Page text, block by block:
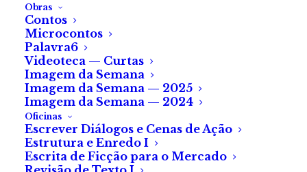
Obras
Contos
Microcontos
Palavra6
Videoteca — Curtas
Imagem da Semana
Imagem da Semana — 2025
Imagem da Semana — 2024
Oficinas
Escrever Diálogos e Cenas de Ação
Estrutura e Enredo I
Escrita de Ficção para o Mercado
«Crepúsculos», de
Vampires in Space,
em Guimarães
Um convite ao
público a viajar no